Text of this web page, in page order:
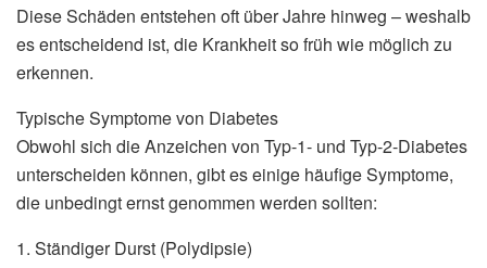
Diese Schäden entstehen oft über Jahre hinweg – weshalb
es entscheidend ist, die Krankheit so früh wie möglich zu
erkennen.
Typische Symptome von Diabetes
Obwohl sich die Anzeichen von Typ-1- und Typ-2-Diabetes
unterscheiden können, gibt es einige häufige Symptome,
die unbedingt ernst genommen werden sollten:
1. Ständiger Durst (Polydipsie)